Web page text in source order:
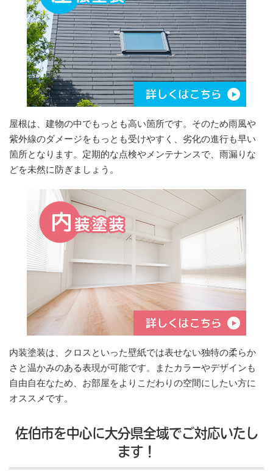
屋根は、建物の中でもっとも高い箇所です。そのため雨風や
紫外線のダメージをもっとも受けやすく、劣化の進行も早い
箇所となります。定期的な点検やメンテナンスで、雨漏りな
どを未然に防ぎましょう。
内装塗装は、クロスといった壁紙では表せない独特の柔らか
さと温かみのある表現が可能です。またカラーやデザインも
自由自在なため、お部屋をよりこだわりの空間にしたい方に
オススメです。
佐伯市を中心に大分県全域でご対応いたし
ます！